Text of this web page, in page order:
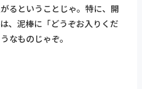
るということじゃ。特に、開
、泥棒に「どうぞお入りくだ
なものじゃぞ。